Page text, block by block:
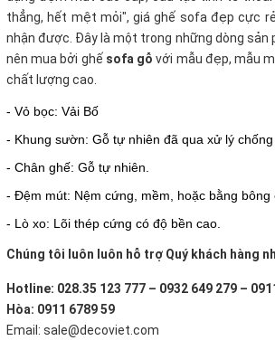
thẳng, hết mệt mỏi", giá ghế sofa đẹp cực
nhận được. Đây là một trong những dòng sản
nên mua bởi ghế sofa gỗ với mẫu đẹp, mẫu
chất lượng cao.
- Vỏ bọc: Vải Bố
- Khung sườn: Gỗ tự nhiên đã qua xử lý
- Chân ghế: Gỗ tự nhiên.
- Đệm mút: Nệm cứng, mềm, hoặc bằng bông
- Lò xo: Lõi thép cứng có độ bền cao.
Chúng tôi luôn luôn hỗ trợ Quý khách hàng
Hotline: 028.35 123 777 – 0932 649 279 –
Hòa: 0911 6789 59
Email: sale@decoviet.com